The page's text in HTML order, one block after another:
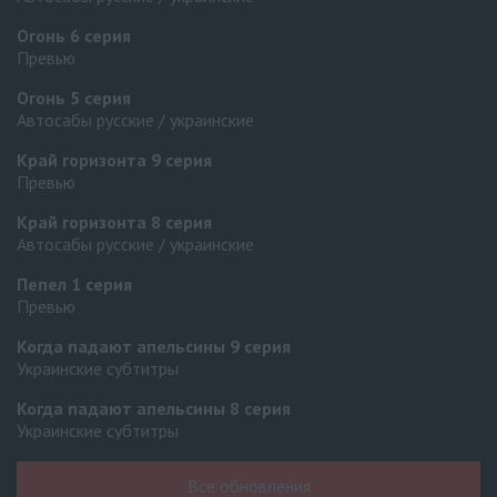
Огонь 6 серия
Превью
Огонь 5 серия
Автосабы русские / украинские
Край горизонта 9 серия
Превью
Край горизонта 8 серия
Автосабы русские / украинские
Пепел 1 серия
Превью
Когда падают апельсины 9 серия
Украинские субтитры
Когда падают апельсины 8 серия
Украинские субтитры
Все обновления